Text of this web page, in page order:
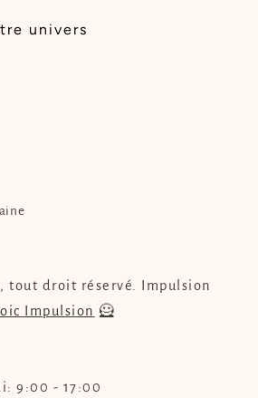
univers
tout droit réservé. Impulsion
Impulsion 🦸
9:00 - 17:00